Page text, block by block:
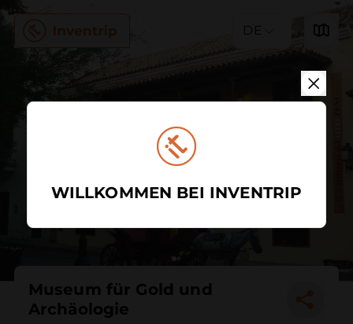
DE
Museum für Gold und
Archäologie
WILLKOMMEN BEI INVENTRIP